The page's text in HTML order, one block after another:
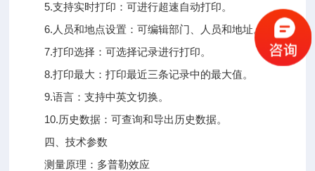
5.支持实时打印：可进行超速自动打印。
6.人员和地点设置：可编辑部门、人员和地址。
7.打印选择：可选择记录进行打印。
8.打印最大：打印最近三条记录中的最大值。
9.语言：支持中英文切换。
10.历史数据：可查询和导出历史数据。
四、技术参数
测量原理：多普勒效应